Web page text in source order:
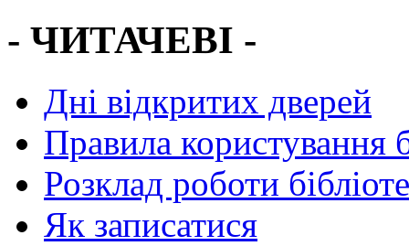
- ЧИТАЧЕВІ -
Дні відкритих дверей
Правила користування
Розклад роботи
Як записатися